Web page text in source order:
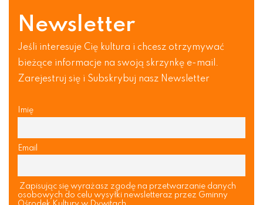
Newsletter
Jeśli interesuje Cię kultura i chcesz otrzymywać
bieżące informacje na swoją skrzynkę e-mail.
Zarejestruj się i Subskrybuj nasz Newsletter
Imię
Email
Zapisując się wyrażasz zgodę na przetwarzanie danych
osobowych do celu wysyłki newsletteraz przez Gminny